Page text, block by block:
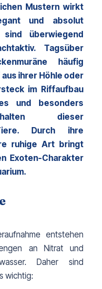
Mustern wirkt
und absolut
sind überwiegend
Tagsüber
häufig
ihrer Höhle oder
im Riffaufbau
und besonders
dieser
Durch ihre
Exoten-Charakter
entstehen
an Nitrat und
Daher sind
wichtig: